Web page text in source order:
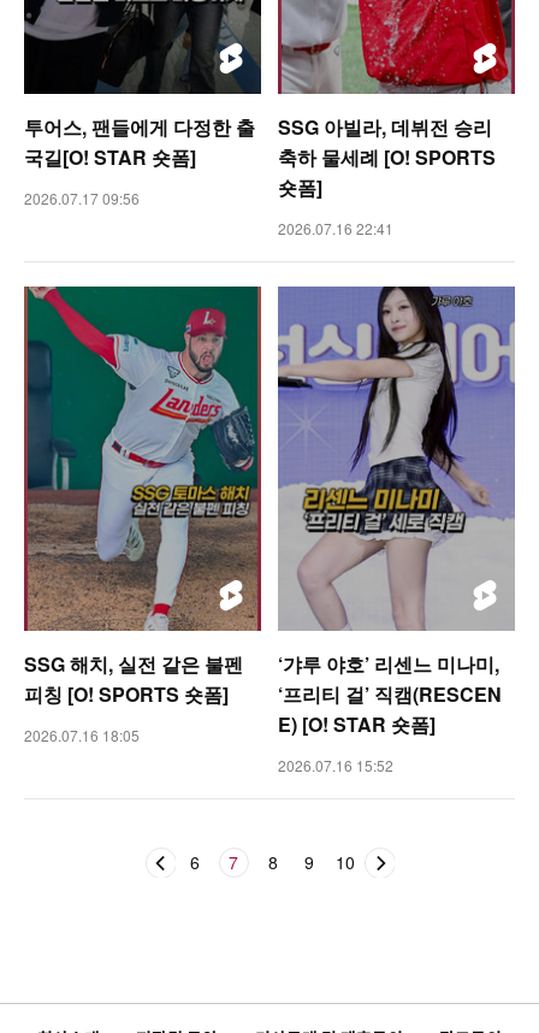
투어스, 팬들에게 다정한 출
국길[O! STAR 숏폼]
2026.07.17 09:56
SSG 아빌라, 데뷔전 승리
축하 물세례 [O! SPORTS
숏폼]
2026.07.16 22:41
SSG 해치, 실전 같은 불펜
피칭 [O! SPORTS 숏폼]
2026.07.16 18:05
‘갸루 야호’ 리센느 미나미,
‘프리티 걸’ 직캠(RESCEN
E) [O! STAR 숏폼]
2026.07.16 15:52
6 7 8 9 10